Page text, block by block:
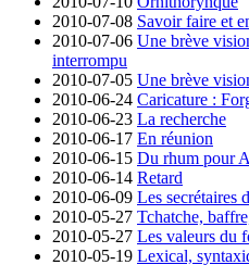
2010-07-08 Savoir faire et
2010-07-06 Une brève
interrompu
2010-07-05 Une brève
2010-06-24 Caricature :
2010-06-23 La recherche
2010-06-17 En réunion
2010-06-15 Du rhum pour
2010-06-14 Retard
2010-06-09 Les secrétaires
2010-05-27 Tchatche,
2010-05-27 Les valeurs du
2010-05-19 Lexical,